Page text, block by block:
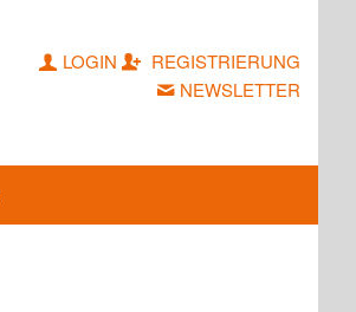
LOGIN
REGISTRIERUNG
NEWSLETTER